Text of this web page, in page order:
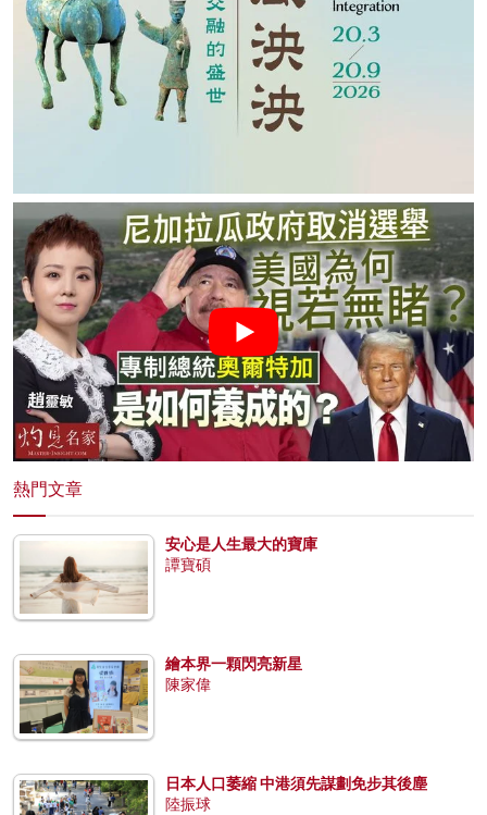
熱門文章
安心是人生最大的寶庫
譚寶碩
繪本界一顆閃亮新星
陳家偉
日本人口萎縮 中港須先謀劃免步其後塵
陸振球